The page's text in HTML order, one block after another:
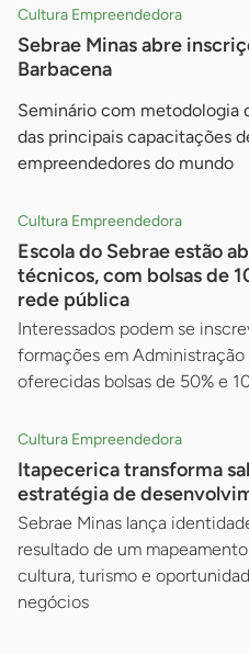
Cultura Empreendedora
Sebrae Minas abre
Barbacena
Seminário com metodologia
das principais capacitações
empreendedores do mundo
Cultura Empreendedora
Escola do Sebrae estão
técnicos, com bolsas de
rede pública
Interessados podem se
formações em
oferecidas bolsas de 50% e
Cultura Empreendedora
Itapecerica transforma
estratégia de
Sebrae Minas lança
resultado de um
cultura, turismo e
negócios